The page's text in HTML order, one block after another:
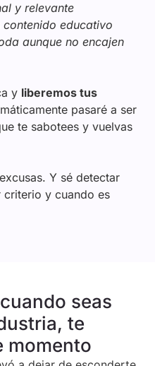
y relevante
educativo
aunque no encajen
y liberemos tus
pasaré a ser
te sabotees y vuelvas
Y sé detectar
criterio y cuando es
seas
te
momento